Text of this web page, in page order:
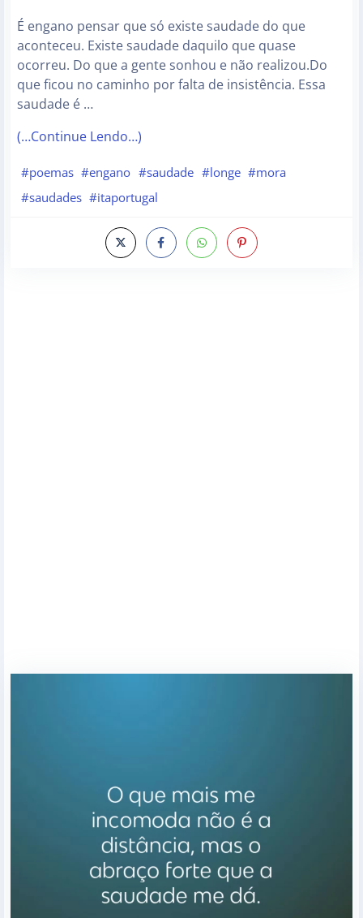
É engano pensar que só existe saudade do que
aconteceu. Existe saudade daquilo que quase
ocorreu. Do que a gente sonhou e não realizou.Do
que ficou no caminho por falta de insistência. Essa
saudade é …
(…Continue Lendo…)
#poemas #engano #saudade #longe #mora
#saudades #itaportugal